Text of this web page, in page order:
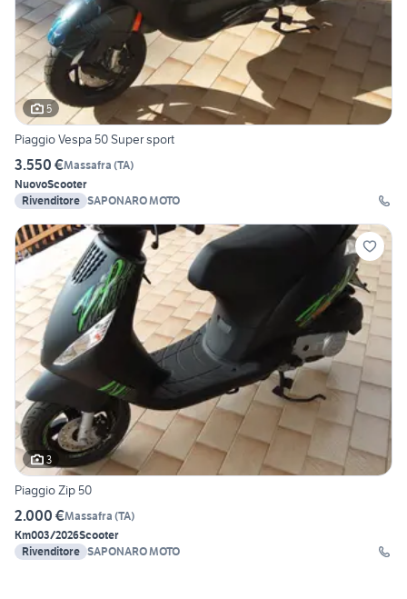
5
Piaggio Vespa 50 Super sport
3.550 €Massafra (TA)
NuovoScooter
Rivenditore SAPONARO MOTO
3
Piaggio Zip 50
2.000 €Massafra (TA)
Km003/2026Scooter
Rivenditore SAPONARO MOTO